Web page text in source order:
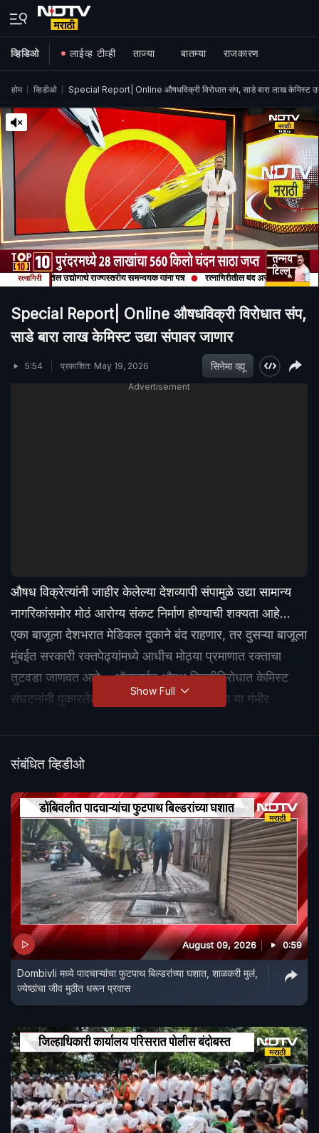
व्हिडिओ लाईव्ह टीव्ही ताज्या बातम्या राजकारण
होम व्हिडीओ Special Report| Online औषधविक्री विरोधात संप, साडे बारा लाख केमिस्ट
Special Report| Online औषधविक्री विरोधात संप,
साडे बारा लाख केमिस्ट उद्या संपावर जाणार
5:54 प्रकाशित: May 19, 2026 सिनेमा व्ह्यू
Advertisement
औषध विक्रेत्यांनी जाहीर केलेल्या देशव्यापी संपामुळे उद्या सामान्य
नागरिकांसमोर मोठं आरोग्य संकट निर्माण होण्याची शक्यता आहे…
एका बाजूला देशभरात मेडिकल दुकाने बंद राहणार, तर दुसऱ्या बाजूला
मुंबईत सरकारी रक्तपेढ्यांमध्ये आधीच मोठ्या प्रमाणात रक्ताचा
तुटवडा जाणवत आहे… ऑनलाईन औषध विक्रीविरोधात केमिस्ट
संघटनांनी पुकारलेल्या संपाचा आणि रक्तसाठ्याच्या या गंभीर
Show Full
संबंधित व्हिडीओ
August 09, 2026 0:59
Dombivli मध्ये पादचाऱ्यांचा फुटपाथ बिल्डरांच्या घशात, शाळकरी मुलं,
ज्येष्ठांचा जीव मुठीत धरून प्रवास